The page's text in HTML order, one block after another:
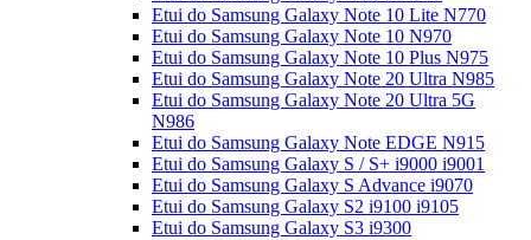
Etui do Samsung Galaxy Note 10 Lite N770
Etui do Samsung Galaxy Note 10 N970
Etui do Samsung Galaxy Note 10 Plus N975
Etui do Samsung Galaxy Note 20 Ultra N985
Etui do Samsung Galaxy Note 20 Ultra 5G
N986
Etui do Samsung Galaxy Note EDGE N915
Etui do Samsung Galaxy S / S+ i9000 i9001
Etui do Samsung Galaxy S Advance i9070
Etui do Samsung Galaxy S2 i9100 i9105
Etui do Samsung Galaxy S3 i9300